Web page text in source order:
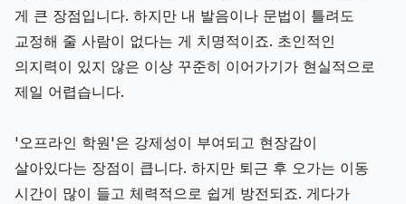
게 큰 장점입니다. 하지만 내 발음이나 문법이 틀려도
교정해 줄 사람이 없다는 게 치명적이죠. 초인적인
의지력이 있지 않은 이상 꾸준히 이어가기가 현실적으로
제일 어렵습니다.
'오프라인 학원'은 강제성이 부여되고 현장감이
살아있다는 장점이 큽니다. 하지만 퇴근 후 오가는 이동
시간이 많이 들고 체력적으로 쉽게 방전되죠. 게다가